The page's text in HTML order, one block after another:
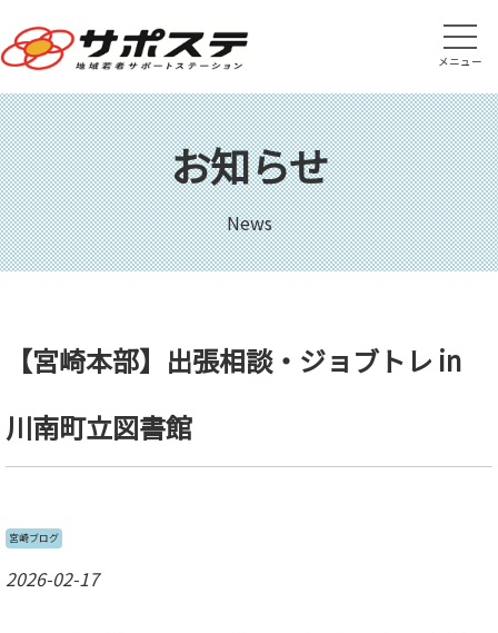
メニュー
お知らせ
News
【宮崎本部】出張相談・ジョブトレ in
川南町立図書館
宮崎ブログ
2026-02-17